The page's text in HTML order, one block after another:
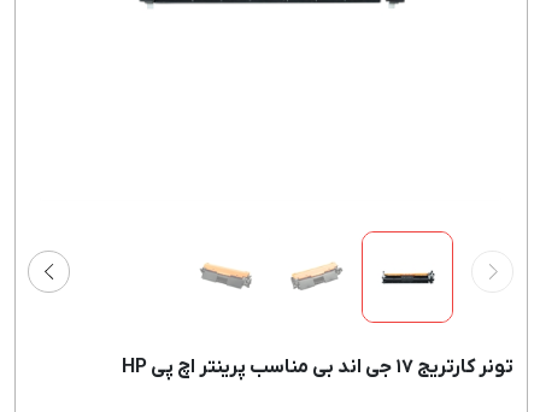
تونر کارتریج ۱۷ جی اند بی مناسب پرینتر اچ پی HP